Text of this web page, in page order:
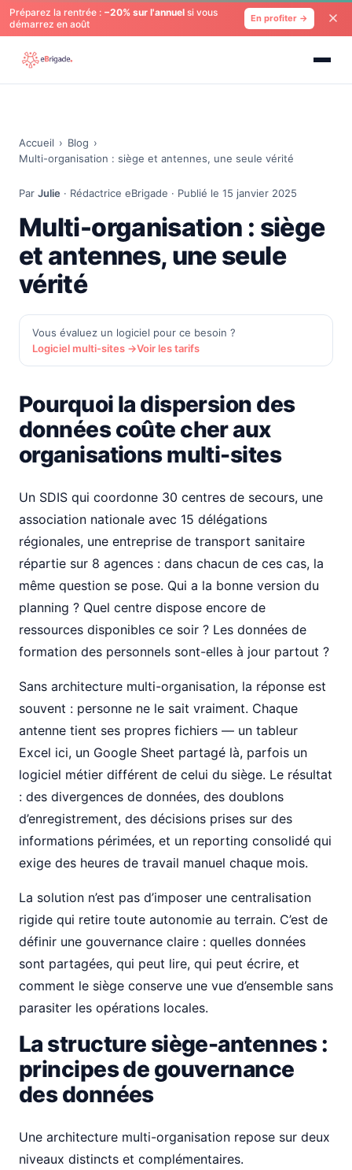
Préparez la rentrée : −20% sur l'annuel si vous
démarrez en août
En profiter →
Accueil › Blog ›
Multi-organisation : siège et antennes, une seule vérité
Par Julie · Rédactrice eBrigade · Publié le 15 janvier 2025
Multi-organisation : siège
et antennes, une seule
vérité
Vous évaluez un logiciel pour ce besoin ?
Logiciel multi-sites →Voir les tarifs
Pourquoi la dispersion des
données coûte cher aux
organisations multi-sites
Un SDIS qui coordonne 30 centres de secours, une
association nationale avec 15 délégations
régionales, une entreprise de transport sanitaire
répartie sur 8 agences : dans chacun de ces cas, la
même question se pose. Qui a la bonne version du
planning ? Quel centre dispose encore de
ressources disponibles ce soir ? Les données de
formation des personnels sont-elles à jour partout ?
Sans architecture multi-organisation, la réponse est
souvent : personne ne le sait vraiment. Chaque
antenne tient ses propres fichiers — un tableur
Excel ici, un Google Sheet partagé là, parfois un
logiciel métier différent de celui du siège. Le résultat
: des divergences de données, des doublons
d’enregistrement, des décisions prises sur des
informations périmées, et un reporting consolidé qui
exige des heures de travail manuel chaque mois.
La solution n’est pas d’imposer une centralisation
rigide qui retire toute autonomie au terrain. C’est de
définir une gouvernance claire : quelles données
sont partagées, qui peut lire, qui peut écrire, et
comment le siège conserve une vue d’ensemble sans
parasiter les opérations locales.
La structure siège-antennes :
principes de gouvernance
des données
Une architecture multi-organisation repose sur deux
niveaux distincts et complémentaires.